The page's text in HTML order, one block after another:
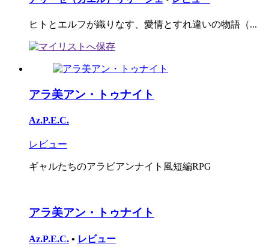
ヒトとエルフが織りなす、愛情とすれ違いの物語（...
アラ美アン・トゥナイト
Az.P.E.C.
レビュー
ギャルたちのアラビアンナイト風短編RPG
アラ美アン・トゥナイト
Az.P.E.C. • レビュー